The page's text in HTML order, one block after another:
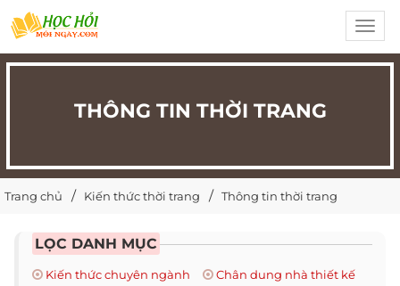
THÔNG TIN THỜI TRANG
Trang chủ Kiến thức thời trang Thông tin thời trang
LỌC DANH MỤC
Kiến thức chuyên ngành
Chân dung nhà thiết kế